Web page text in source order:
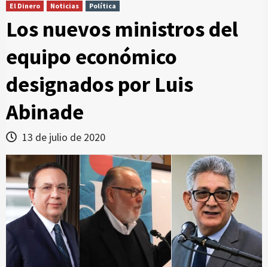
El Dinero Noticias Política
Los nuevos ministros del
equipo económico
designados por Luis
Abinade
13 de julio de 2020